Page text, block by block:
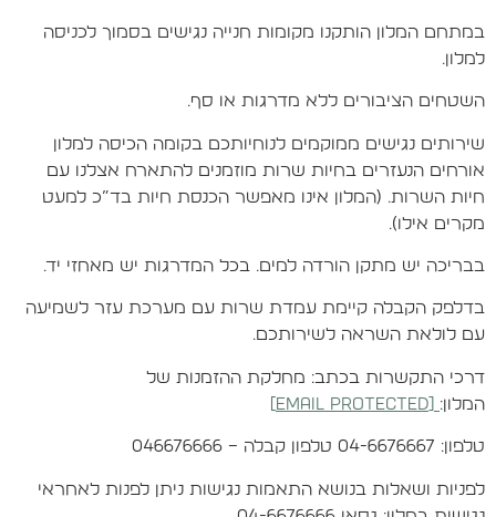
במתחם המלון הותקנו מקומות חנייה נגישים בסמוך לכניסה
למלון.
השטחים הציבורים ללא מדרגות או סף.
שירותים נגישים ממוקמים לנוחיותכם בקומה הכיסה למלון
אורחים הנעזרים בחיות שרות מוזמנים להתארח אצלנו עם
חיות השרות. (המלון אינו מאפשר הכנסת חיות בד”כ למעט
מקרים אילו).
בבריכה יש מתקן הורדה למים. בכל המדרגות יש מאחזי יד.
בדלפק הקבלה קיימת עמדת שרות עם מערכת עזר לשמיעה
עם לולאת השראה לשירותכם.
דרכי התקשרות בכתב: מחלקת ההזמנות של
המלון:
טלפון: 04-6676667 טלפון קבלה – 046676666
לפניות ושאלות בנושא התאמות נגישות ניתן לפנות לאחראי